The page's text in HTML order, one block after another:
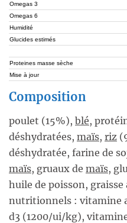
Omegas 3
Omegas 6
Humidité
Glucides estimés
Proteines masse sèche
Mise à jour
Composition
poulet (15%), blé,
déshydratées, maïs, riz
déshydratée, farine de
maïs, gruaux de maïs,
huile de poisson,
nutritionnels : vitamine
d3 (1200/ui/kg),